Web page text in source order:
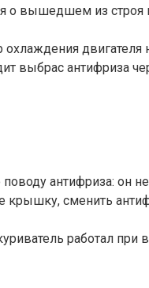
из строя
выбрас антифриза
антифриза: он
крышку, сменить
работал